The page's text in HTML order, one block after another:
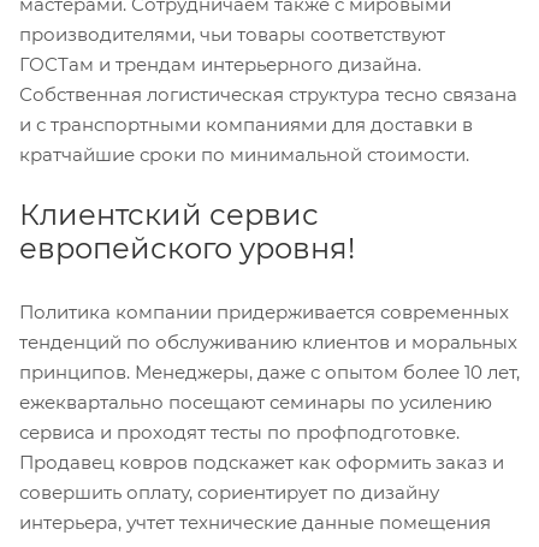
мастерами. Сотрудничаем также с мировыми
производителями, чьи товары соответствуют
ГОСТам и трендам интерьерного дизайна.
Собственная логистическая структура тесно связана
и с транспортными компаниями для доставки в
кратчайшие сроки по минимальной стоимости.
Клиентский сервис
европейского уровня!
Политика компании придерживается современных
тенденций по обслуживанию клиентов и моральных
принципов. Менеджеры, даже с опытом более 10 лет,
ежеквартально посещают семинары по усилению
сервиса и проходят тесты по профподготовке.
Продавец ковров подскажет как оформить заказ и
совершить оплату, сориентирует по дизайну
интерьера, учтет технические данные помещения